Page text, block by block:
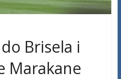
Brisela i
Marakane